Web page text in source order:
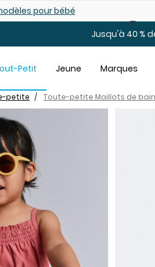
pour bébé
Jusqu'à 40 %
Petit Jeune Marques
petite Toute-petite Maillots de bain